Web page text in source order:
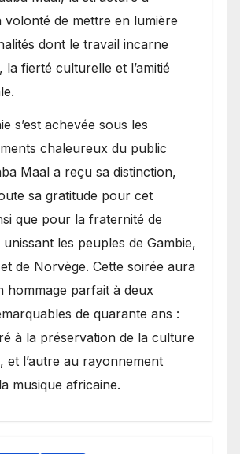
volonté de mettre en lumière
dont le travail incarne
la fierté culturelle et l’amitié
s’est achevée sous les
chaleureux du public
Maal a reçu sa distinction,
sa gratitude pour cet
que pour la fraternité de
les peuples de Gambie,
de Norvège. Cette soirée aura
hommage parfait à deux
de quarante ans :
à la préservation de la culture
et l’autre au rayonnement
musique africaine.